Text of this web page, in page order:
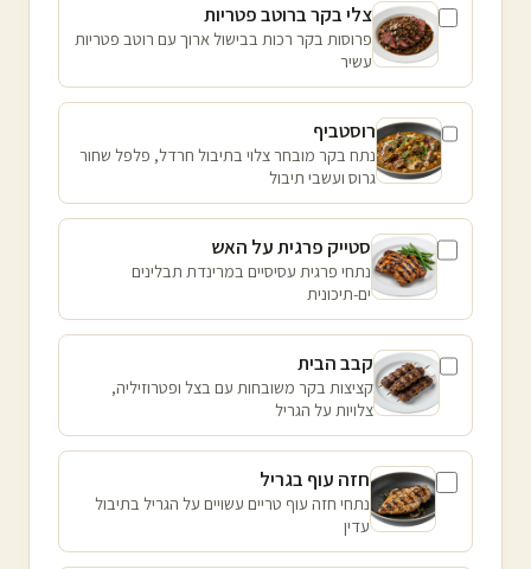
צלי בקר ברוטב פטריות
פרוסות בקר רכות בבישול ארוך עם רוטב פטריות
עשיר
רוסטביף
נתח בקר מובחר צלוי בתיבול חרדל, פלפל שחור
גרוס ועשבי תיבול
סטייק פרגית על האש
נתחי פרגית עסיסיים במרינדת תבלינים
ים-תיכונית
קבב הבית
קציצות בקר משובחות עם בצל ופטרוזיליה,
צלויות על הגריל
חזה עוף בגריל
נתחי חזה עוף טריים עשויים על הגריל בתיבול
עדין